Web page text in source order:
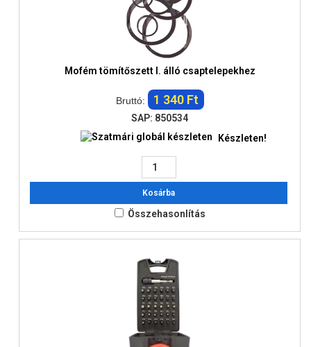
Mofém tömítőszett I. álló csaptelepekhez
Bruttó: 1 340 Ft
SAP: 850534
Készleten!
Kosárba
Összehasonlítás